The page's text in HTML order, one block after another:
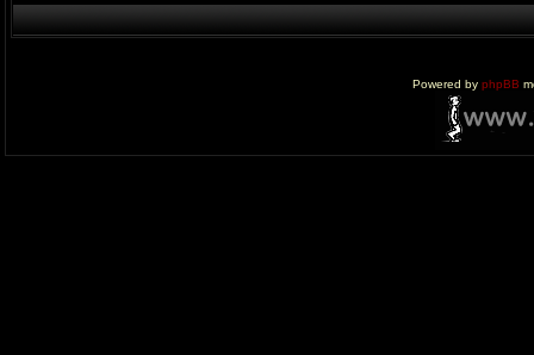
Powered by phpBB